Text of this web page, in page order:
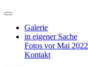
Galerie
in eigener Sache
Fotos vor Mai 2022
Kontakt